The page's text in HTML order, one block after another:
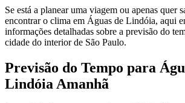
Se está a planear uma viagem ou apenas quer
encontrar o clima em Águas de Lindóia, aqui
informações detalhadas sobre a previsão do
cidade do interior de São Paulo.
Previsão do Tempo para
Lindóia Amanhã